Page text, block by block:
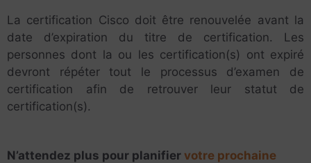
La certification Cisco doit être renouvelée avant la
date d’expiration du titre de certification. Les
personnes dont la ou les certification(s) ont expiré
devront répéter tout le processus d’examen de
certification afin de retrouver leur statut de
certification(s).
N’attendez plus pour planifier votre prochaine